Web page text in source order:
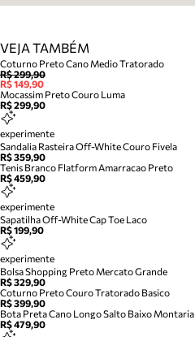
VEJA TAMBÉM
Coturno Preto Cano Medio Tratorado
R$ 299,90
R$ 149,90
Mocassim Preto Couro Luma
R$ 299,90
experimente
Sandalia Rasteira Off-White Couro Fivela
R$ 359,90
Tenis Branco Flatform Amarracao Preto
R$ 459,90
experimente
Sapatilha Off-White Cap Toe Laco
R$ 199,90
experimente
Bolsa Shopping Preto Mercato Grande
R$ 329,90
Coturno Preto Couro Tratorado Basico
R$ 399,90
Bota Preta Cano Longo Salto Baixo Montaria
R$ 479,90